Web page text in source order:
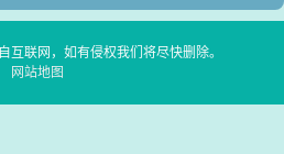
互联网，如有侵权我们将尽快删除。
网站地图